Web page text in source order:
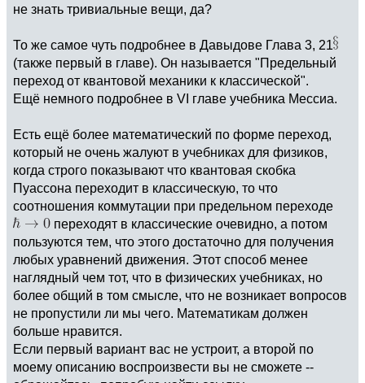
не знать тривиальные вещи, да?
То же самое чуть подробнее в Давыдове Глава 3, 21
(также первый в главе). Он называется "Предельный
переход от квантовой механики к классической".
Ещё немного подробнее в VI главе учебника Мессиа.
Есть ещё более математический по форме переход,
который не очень жалуют в учебниках для физиков,
когда строго показывают что квантовая скобка
Пуассона переходит в классическую, то что
соотношения коммутации при предельном переходе
переходят в классические очевидно, а потом
пользуются тем, что этого достаточно для получения
любых уравнений движения. Этот способ менее
наглядный чем тот, что в физических учебниках, но
более общий в том смысле, что не возникает вопросов
не пропустили ли мы чего. Математикам должен
больше нравится.
Если первый вариант вас не устроит, а второй по
моему описанию воспроизвести вы не сможете --